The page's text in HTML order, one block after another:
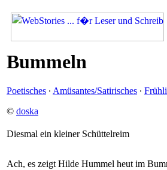
Bummeln
Poetisches · Amüsantes/Satirisches ·
© doska
Diesmal ein kleiner Schüttelreim
Ach, es zeigt Hilde Hummel heut im